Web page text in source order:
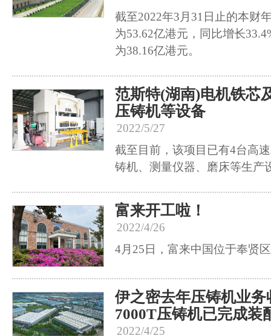
截至2022年3月31日止的本财
为53.62亿港元，同比增长
为38.16亿港元。
范斯特(湖南)电机铁芯
压铸机等设备
2022/5/27
截至目前，该项目已有4台高
铸机、测量仪器、磨床等生产
富来开工啦！
2022/4/26
4月25日，富来中国位于奉贤
伊之密去年压铸机业务
7000T压铸机已完成装
2022/4/25